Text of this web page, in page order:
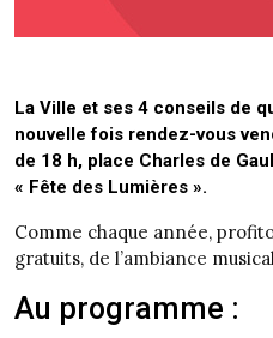
La Ville et ses 4 conseils de
nouvelle fois rendez-vous
de 18 h, place Charles de
« Fête des Lumières ».
Comme chaque année,
gratuits, de l’ambiance
Au programme :